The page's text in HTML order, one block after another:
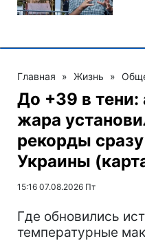
Главная » Жизнь »
До +39 в тени:
жара
рекорды
Украины
15:16 07.08.2026 Пт
Где обновились
температурные